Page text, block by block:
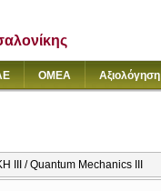
ΟΜΕΑ Αξιολόγηση
/ Quantum Mechanics III